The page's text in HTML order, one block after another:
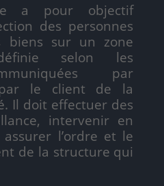
a pour objectif
des personnes
sur un zone
selon les
par
par le client de la
Il doit effectuer des
intervenir en
l’ordre et le
de la structure qui